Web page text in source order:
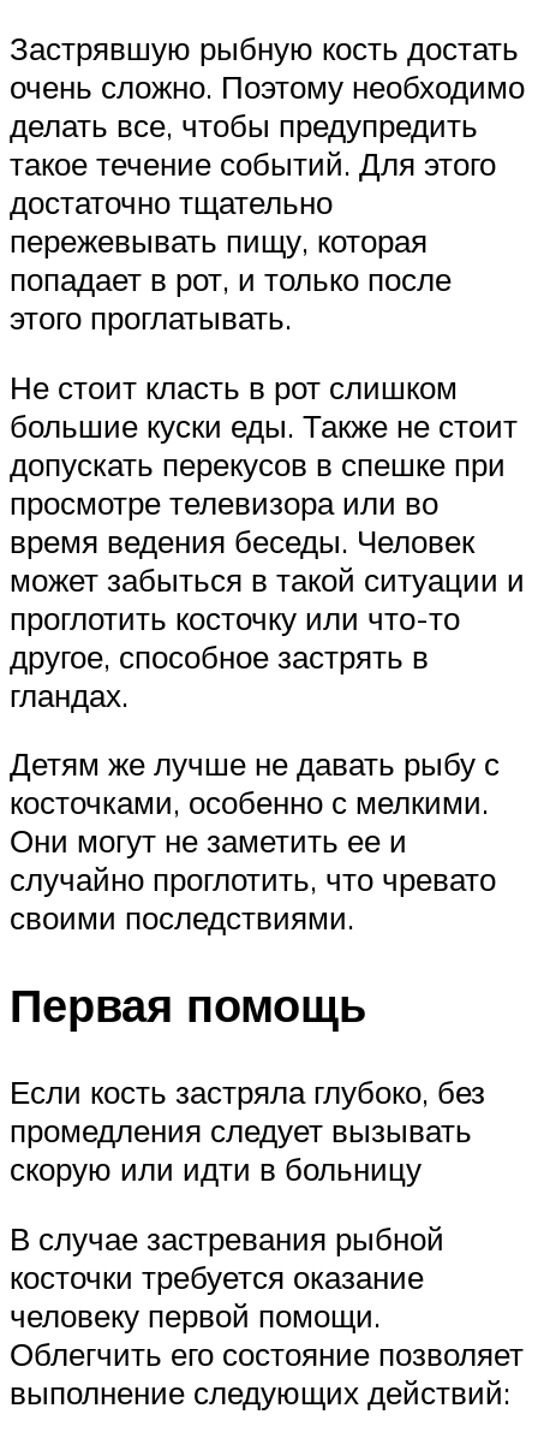
Застрявшую рыбную кость достать
очень сложно. Поэтому необходимо
делать все, чтобы предупредить
такое течение событий. Для этого
достаточно тщательно
пережевывать пищу, которая
попадает в рот, и только после
этого проглатывать.
Не стоит класть в рот слишком
большие куски еды. Также не стоит
допускать перекусов в спешке при
просмотре телевизора или во
время ведения беседы. Человек
может забыться в такой ситуации и
проглотить косточку или что-то
другое, способное застрять в
гландах.
Детям же лучше не давать рыбу с
косточками, особенно с мелкими.
Они могут не заметить ее и
случайно проглотить, что чревато
своими последствиями.
Первая помощь
Если кость застряла глубоко, без
промедления следует вызывать
скорую или идти в больницу
В случае застревания рыбной
косточки требуется оказание
человеку первой помощи.
Облегчить его состояние позволяет
выполнение следующих действий: